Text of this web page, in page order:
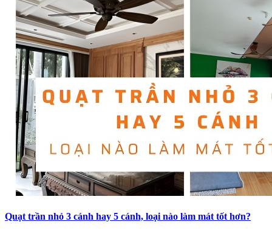
Quạt trần nhỏ 3 cánh hay 5 cánh, loại nào làm mát tốt hơn?